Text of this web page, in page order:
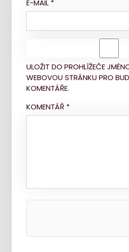
E-MAIL *
ULOŽIT DO PROHLÍŽEČE
WEBOVOU STRÁNKU PRO
KOMENTÁŘE.
KOMENTÁŘ *